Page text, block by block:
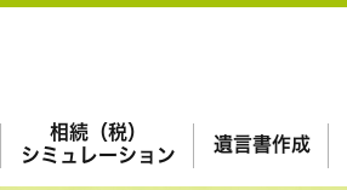
相続（税）
シミュレーション
遺言書作成